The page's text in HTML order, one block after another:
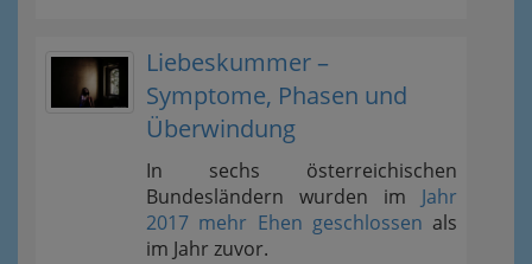
Liebeskummer –
Symptome, Phasen und
Überwindung
In sechs österreichischen
Bundesländern wurden im Jahr
2017 mehr Ehen geschlossen als
im Jahr zuvor.